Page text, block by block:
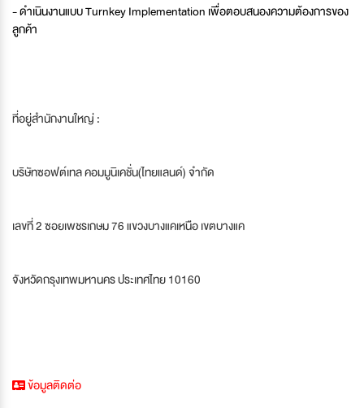
- ดำเนินงานแบบ Turnkey Implementation เพื่อตอบสนองความต้องการของ
ลูกค้า
ที่อยู่สำนักงานใหญ่ :
บริษัทซอฟต์เทล คอมมูนิเคชั่น(ไทยแลนด์) จำกัด
เลขที่ 2 ซอยเพชรเกษม 76 แขวงบางแคเหนือ เขตบางแค
จังหวัดกรุงเทพมหานคร ประเทศไทย 10160
ข้อมูลติดต่อ